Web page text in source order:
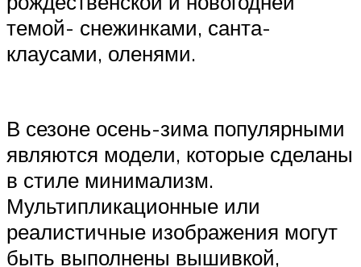
темой- снежинками, санта-
клаусами, оленями.
В сезоне осень-зима популярными
являются модели, которые сделаны
в стиле минимализм.
Мультипликационные или
реалистичные изображения могут
быть выполнены вышивкой,